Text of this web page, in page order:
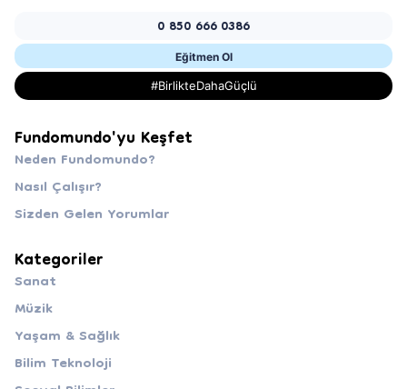
0 850 666 0386
Eğitmen Ol
#BirlikteDahaGüçlü
Fundomundo'yu Keşfet
Neden Fundomundo?
Nasıl Çalışır?
Sizden Gelen Yorumlar
Kategoriler
Sanat
Müzik
Yaşam & Sağlık
Bilim Teknoloji